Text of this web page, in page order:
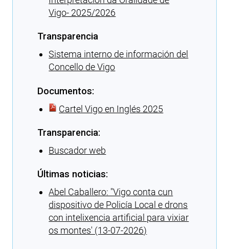
Vigo- 2025/2026
Transparencia
Sistema interno de información del
Concello de Vigo
Documentos:
Cartel Vigo en Inglés 2025
Transparencia:
Buscador web
Últimas noticias:
Abel Caballero: ″Vigo conta cun
dispositivo de Policía Local e drons
con intelixencia artificial para vixiar
os montes' (13-07-2026)